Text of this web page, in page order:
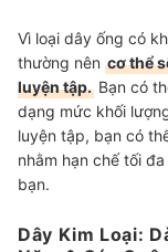
Vì loại dây ống có
thường nên cơ thể
luyện tập. Bạn có
dạng mức khối
luyện tập, bạn có
nhằm hạn chế tối
bạn.
Dây Kim Loại: